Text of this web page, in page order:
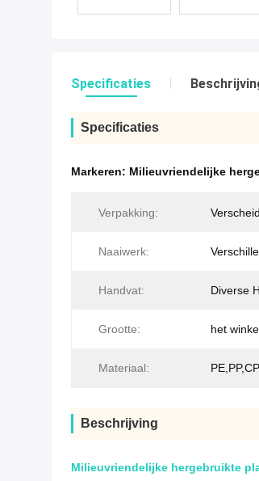
Specificaties
Specificaties
Markeren: Milieuvriendelijke
Verpakking:
Naaiwerk:
Handvat: Diverse
Grootte: het
Materiaal:
Beschrijving
Milieuvriendelijke hergebruikte